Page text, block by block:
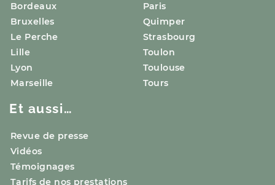
Bordeaux
Bruxelles
Le Perche
Lille
Lyon
Marseille
Paris
Quimper
Strasbourg
Toulon
Toulouse
Tours
Et aussi…
Revue de presse
Vidéos
Témoignages
Tarifs de nos prestations